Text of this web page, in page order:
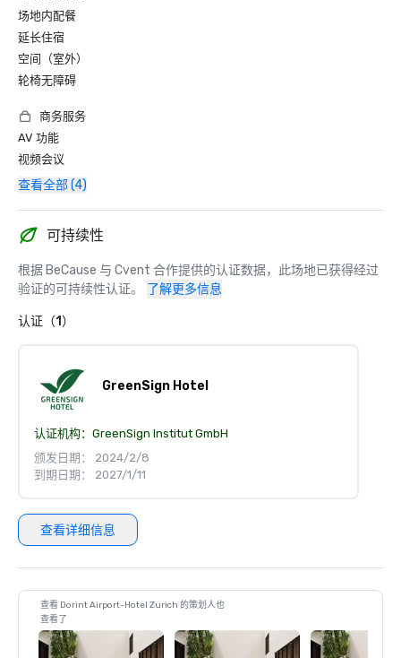
场地内配餐
延长住宿
空间（室外）
轮椅无障碍
商务服务
AV 功能
视频会议
查看全部 (4)
可持续性
根据 BeCause 与 Cvent 合作提供的认证数据，此场地已获得经过
验证的可持续性认证。
了解更多信息
认证（1）
GreenSign Hotel
认证机构： GreenSign Institut GmbH
颁发日期： 2024/2/8
到期日期： 2027/1/11
查看详细信息
查看 Dorint Airport-Hotel Zurich 的策划人也
查看了